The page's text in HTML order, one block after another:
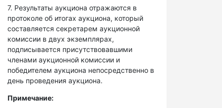
7. Результаты аукциона отражаются в
протоколе об итогах аукциона, который
составляется секретарем аукционной
комиссии в двух экземплярах,
подписывается присутствовавшими
членами аукционной комиссии и
победителем аукциона непосредственно в
день проведения аукциона.
Примечание: